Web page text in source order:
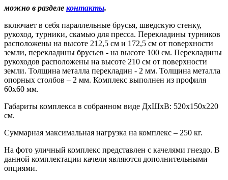
можно в разделе контакты.
включает в себя параллельные брусья, шведскую стенку,
рукоход, турники, скамью для пресса. Перекладины турников
расположены на высоте 212,5 см и 172,5 см от поверхности
земли, перекладины брусьев - на высоте 100 см. Перекладины
рукоходов расположены на высоте 210 см от поверхности
земли. Толщина металла перекладин - 2 мм. Толщина металла
опорных столбов – 2 мм. Комплекс выполнен из профиля
60х60 мм.
Габариты комплекса в собранном виде ДхШхВ: 520х150х220
см.
Суммарная максимальная нагрузка на комплекс – 250 кг.
На фото уличный комплекс представлен с качелями гнездо. В
данной комплектации качели являются дополнительными
опциями.